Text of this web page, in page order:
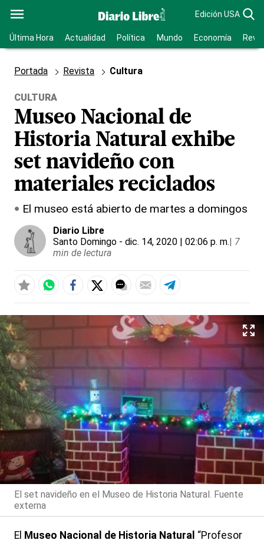
Edición USA
Última Hora Actualidad Política Mundo Economía
Portada Revista Cultura
CULTURA
Museo Nacional de
Historia Natural exhibe
set navideño con
materiales reciclados
El museo está abierto de martes a domingos
Diario Libre
Santo Domingo - dic. 14, 2020 | 02:06 p. m.| 7
min de lectura
El set navideño en el Museo de Historia Natural. Fuente
externa
El Museo Nacional de Historia Natural “Profesor